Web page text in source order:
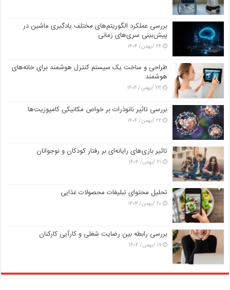
بررسی عملکرد الگوریتم‌های مختلف یادگیری ماشین در
پیش‌بینی سری‌های زمانی
۲۴ /بهمن/ ۱۴۰۴
طراحی و ساخت یک سیستم کنترل هوشمند برای خانه‌های
هوشمند
۲۳ /بهمن/ ۱۴۰۴
بررسی تاثیر نانوذرات بر خواص مکانیکی کامپوزیت‌ها
۲۲ /بهمن/ ۱۴۰۴
تاثیر بازی‌های رایانه‌ای بر رفتار کودکان و نوجوانان
۲۱ /بهمن/ ۱۴۰۴
تحلیل محتوای تبلیغات محصولات غذایی
۲۰ /بهمن/ ۱۴۰۴
بررسی رابطه بین رضایت شغلی و کارآیی کارکنان
۱۹ /بهمن/ ۱۴۰۴